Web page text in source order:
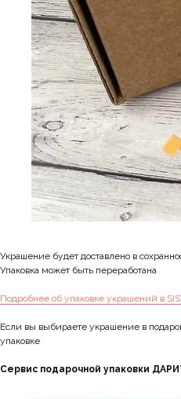
Украшение будет доставлено в
Упаковка может быть переработана
Подробнее об упаковке украшений в
Если вы выбираете украшение в
упаковке
Сервис подарочной упаковки